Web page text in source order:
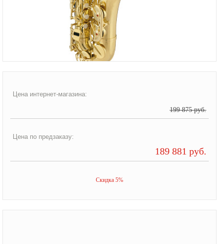
Цена интернет-магазина:
199 875 руб.
Цена по предзаказу:
189 881 руб.
Скидка 5%